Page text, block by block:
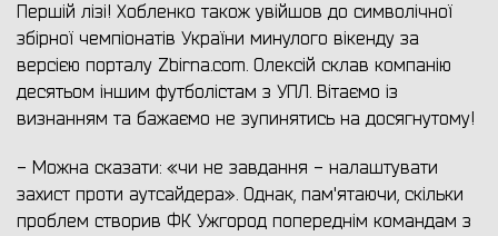
Першій лізі! Хобленко також увійшов до символічної
збірної чемпіонатів України минулого вікенду за
версією порталу Zbirna.com. Олексій склав компанію
десятьом іншим футболістам з УПЛ. Вітаємо із
визнанням та бажаємо не зупинятись на досягнутому!
- Можна сказати: «чи не завдання - налаштувати
захист проти аутсайдера». Однак, пам'ятаючи, скільки
проблем створив ФК Ужгород попереднім командам з